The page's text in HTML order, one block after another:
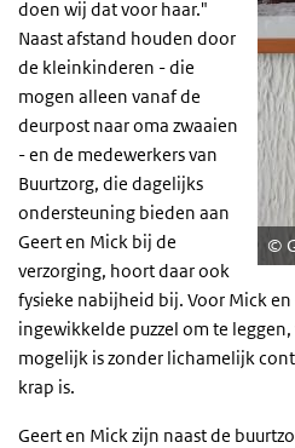
doen wij dat voor haar."
Naast afstand houden door
de kleinkinderen - die
mogen alleen vanaf de
deurpost naar oma zwaaien
- en de medewerkers van
Buurtzorg, die dagelijks
ondersteuning bieden aan
Geert en Mick bij de
verzorging, hoort daar ook
fysieke nabijheid bij. Voor Mick en
ingewikkelde puzzel om te
mogelijk is zonder lichamelijk
krap is.
Geert en Mick zijn naast de